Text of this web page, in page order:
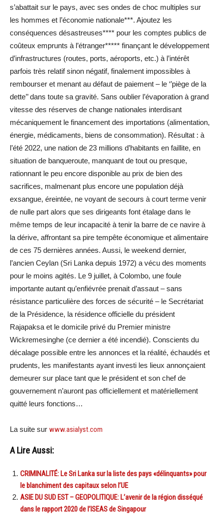
s’abattait sur le pays, avec ses ondes de choc multiples sur
les hommes et l’économie nationale***. Ajoutez les
conséquences désastreuses**** pour les comptes publics de
coûteux emprunts à l’étranger***** finançant le développement
d’infrastructures (routes, ports, aéroports, etc.) à l’intérêt
parfois très relatif sinon négatif, finalement impossibles à
rembourser et menant au défaut de paiement – le ‘’piège de la
dette’’ dans toute sa gravité. Sans oublier l’évaporation à grand
vitesse des réserves de change nationales interdisant
mécaniquement le financement des importations (alimentation,
énergie, médicaments, biens de consommation). Résultat : à
l’été 2022, une nation de 23 millions d’habitants en faillite, en
situation de banqueroute, manquant de tout ou presque,
rationnant le peu encore disponible au prix de bien des
sacrifices, malmenant plus encore une population déjà
exsangue, éreintée, ne voyant de secours à court terme venir
de nulle part alors que ses dirigeants font étalage dans le
même temps de leur incapacité à tenir la barre de ce navire à
la dérive, affrontant sa pire tempête économique et alimentaire
de ces 75 dernières années. Aussi, le weekend dernier,
l’ancien Ceylan (Sri Lanka depuis 1972) a vécu des moments
pour le moins agités. Le 9 juillet, à Colombo, une foule
importante autant qu’enfiévrée prenait d’assaut – sans
résistance particulière des forces de sécurité – le Secrétariat
de la Présidence, la résidence officielle du président
Rajapaksa et le domicile privé du Premier ministre
Wickremesinghe (ce dernier a été incendié). Conscients du
décalage possible entre les annonces et la réalité, échaudés et
prudents, les manifestants ayant investi les lieux annonçaient
demeurer sur place tant que le président et son chef de
gouvernement n’auront pas officiellement et matériellement
quitté leurs fonctions…
La suite sur www.asialyst.com
A Lire Aussi:
CRIMINALITÉ: Le Sri Lanka sur la liste des pays «délinquants» pour
le blanchiment des capitaux selon l’UE
ASIE DU SUD EST – GEOPOLITIQUE: L’avenir de la région disséqué
dans le rapport 2020 de l’ISEAS de Singapour